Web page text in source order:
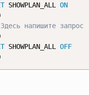
SHOWPLAN_ALL ON
SHOWPLAN_ALL OFF